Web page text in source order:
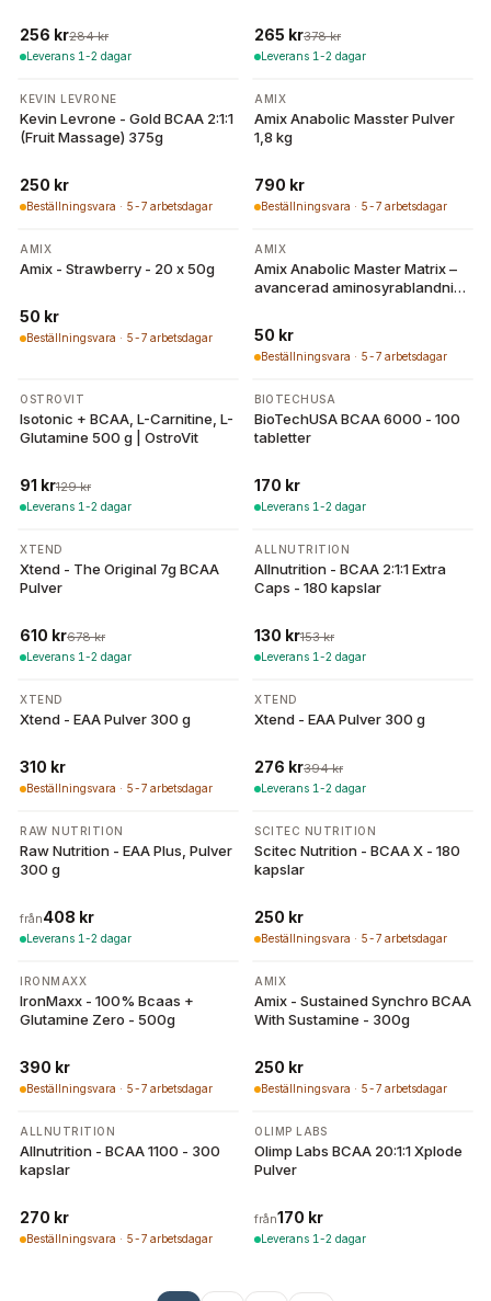
256 kr284 kr
Leverans 1-2 dagar
265 kr378 kr
Leverans 1-2 dagar
KEVIN LEVRONE
Kevin Levrone - Gold BCAA 2:1:1
(Fruit Massage) 375g
250 kr
Beställningsvara · 5-7 arbetsdagar
AMIX
Amix Anabolic Masster Pulver
1,8 kg
790 kr
Beställningsvara · 5-7 arbetsdagar
AMIX
Amix - Strawberry - 20 x 50g
50 kr
Beställningsvara · 5-7 arbetsdagar
AMIX
Amix Anabolic Master Matrix –
avancerad aminosyrablandning
50 kr
Beställningsvara · 5-7 arbetsdagar
-29%
OSTROVIT
Isotonic + BCAA, L-Carnitine, L-
Glutamine 500 g | OstroVit
91 kr129 kr
Leverans 1-2 dagar
BIOTECHUSA
BioTechUSA BCAA 6000 - 100
tabletter
170 kr
Leverans 1-2 dagar
-10%
XTEND
Xtend - The Original 7g BCAA
Pulver
610 kr678 kr
Leverans 1-2 dagar
-15%
ALLNUTRITION
Allnutrition - BCAA 2:1:1 Extra
Caps - 180 kapslar
130 kr153 kr
Leverans 1-2 dagar
XTEND
Xtend - EAA Pulver 300 g
310 kr
Beställningsvara · 5-7 arbetsdagar
-30%
XTEND
Xtend - EAA Pulver 300 g
276 kr394 kr
Leverans 1-2 dagar
4 varianter
RAW NUTRITION
Raw Nutrition - EAA Plus, Pulver
300 g
från408 kr
Leverans 1-2 dagar
SCITEC NUTRITION
Scitec Nutrition - BCAA X - 180
kapslar
250 kr
Beställningsvara · 5-7 arbetsdagar
IRONMAXX
IronMaxx - 100% Bcaas +
Glutamine Zero - 500g
390 kr
Beställningsvara · 5-7 arbetsdagar
AMIX
Amix - Sustained Synchro BCAA
With Sustamine - 300g
250 kr
Beställningsvara · 5-7 arbetsdagar
ALLNUTRITION
Allnutrition - BCAA 1100 - 300
kapslar
270 kr
Beställningsvara · 5-7 arbetsdagar
6 varianter
OLIMP LABS
Olimp Labs BCAA 20:1:1 Xplode
Pulver
från170 kr
Leverans 1-2 dagar